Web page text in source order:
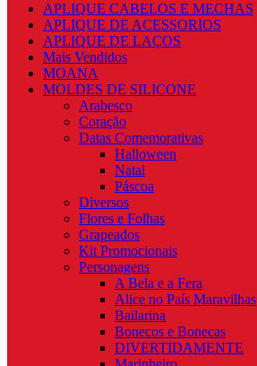
APLIQUE CABELOS E MECHAS
APLIQUE DE ACESSORIOS
APLIQUE DE LAÇOS
Mais Vendidos
MOANA
MOLDES DE SILICONE
Arabesco
Coração
Datas Comemorativas
Halloween
Natal
Páscoa
Diversos
Flores e Folhas
Grapeados
Kit Promocionais
Personagens
A Bela e a Fera
Alice no País Maravilhas
Bailarina
Bonecos e Bonecas
DIVERTIDAMENTE